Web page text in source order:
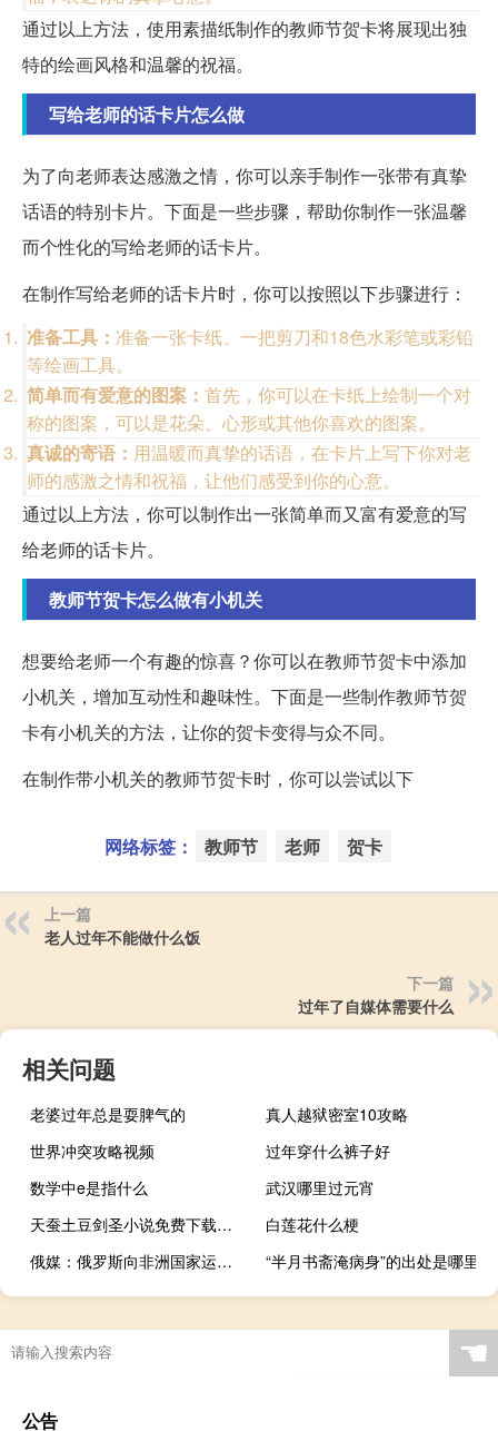
通过以上方法，使用素描纸制作的教师节贺卡将展现出独
特的绘画风格和温馨的祝福。
写给老师的话卡片怎么做
为了向老师表达感激之情，你可以亲手制作一张带有真挚
话语的特别卡片。下面是一些步骤，帮助你制作一张温馨
而个性化的写给老师的话卡片。
在制作写给老师的话卡片时，你可以按照以下步骤进行：
准备工具： 准备一张卡纸、一把剪刀和18色水彩笔或彩铅
等绘画工具。
简单而有爱意的图案： 首先，你可以在卡纸上绘制一个对
称的图案，可以是花朵、心形或其他你喜欢的图案。
真诚的寄语： 用温暖而真挚的话语，在卡片上写下你对老
师的感激之情和祝福，让他们感受到你的心意。
通过以上方法，你可以制作出一张简单而又富有爱意的写
给老师的话卡片。
教师节贺卡怎么做有小机关
想要给老师一个有趣的惊喜？你可以在教师节贺卡中添加
小机关，增加互动性和趣味性。下面是一些制作教师节贺
卡有小机关的方法，让你的贺卡变得与众不同。
在制作带小机关的教师节贺卡时，你可以尝试以下
网络标签： 教师节 老师 贺卡
上一篇
老人过年不能做什么饭
下一篇
过年了自媒体需要什么
相关问题
老婆过年总是耍脾气的
真人越狱密室10攻略
世界冲突攻略视频
过年穿什么裤子好
数学中e是指什么
武汉哪里过元宵
天蚕土豆剑圣小说免费下载（剑圣小说天蚕土豆）
白莲花什么梗
俄媒：俄罗斯向非洲国家运送的首批无偿粮食或在近期交付
“半月书斋淹病身”的出处是哪里
☚
公告